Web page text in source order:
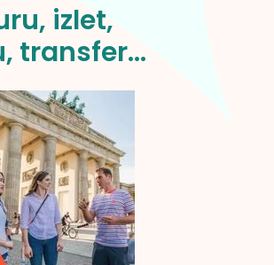
izlet,
transfer...